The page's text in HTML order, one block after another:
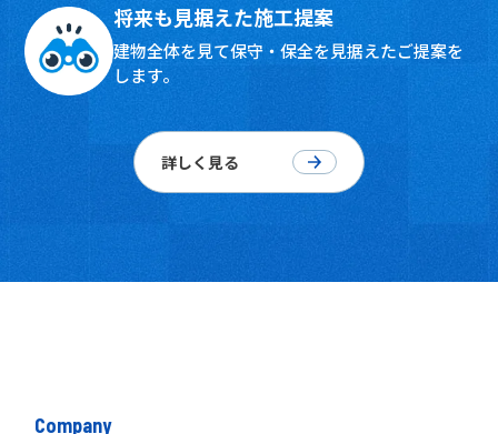
将来も見据えた施工提案
建物全体を見て保守・保全を見据えたご提案を
します。
詳しく見る
Company